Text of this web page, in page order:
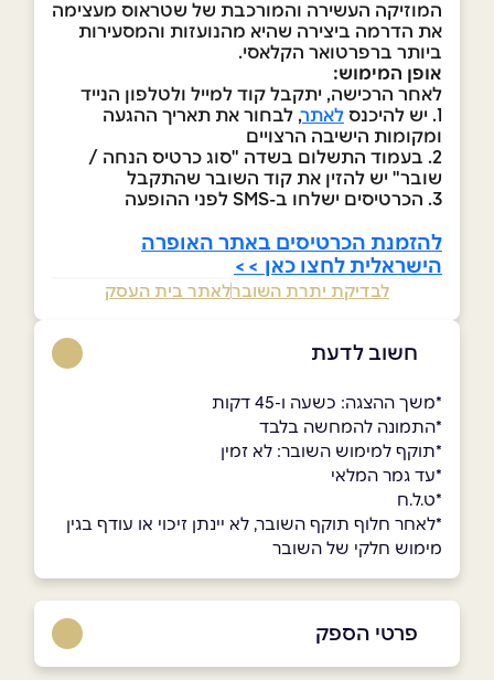
המוזיקה העשירה והמורכבת של שטראוס מעצימה
את הדרמה ביצירה שהיא מהנועזות והמסעירות
ביותר ברפרטואר הקלאסי.
אופן המימוש:
לאחר הרכישה, יתקבל קוד למייל ולטלפון הנייד
1. יש להיכנס
לאתר, לבחור את תאריך ההגעה
ומקומות הישיבה הרצויים
2. בעמוד התשלום בשדה "סוג כרטיס הנחה /
שובר" יש להזין את קוד השובר שהתקבל
3. הכרטיסים ישלחו ב-SMS לפני ההופעה
להזמנת הכרטיסים באתר האופרה
הישראלית לחצו כאן >>
לבדיקת יתרת השוברלאתר בית העסק
חשוב לדעת
*משך ההצגה: כשעה ו-45 דקות
*התמונה להמחשה בלבד
*תוקף למימוש השובר: לא זמין
*עד גמר המלאי
*ט.ל.ח
*לאחר חלוף תוקף השובר, לא יינתן זיכוי או עודף בגין
מימוש חלקי של השובר
פרטי הספק